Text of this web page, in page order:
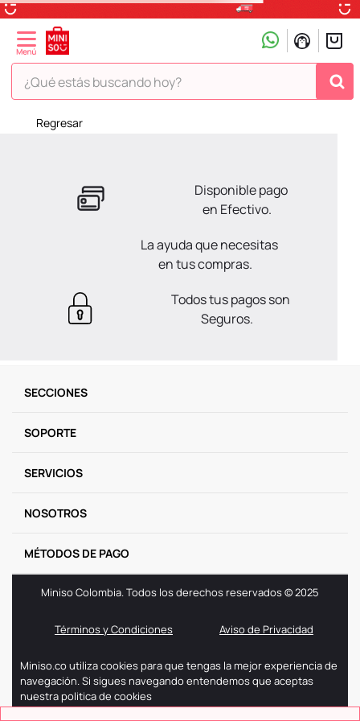
¿Qué estás buscando hoy?
¡Vaya! No hemos encontrado nada para tu búsqueda!
Pero estás en Miniso ¡Déjate inspirar!